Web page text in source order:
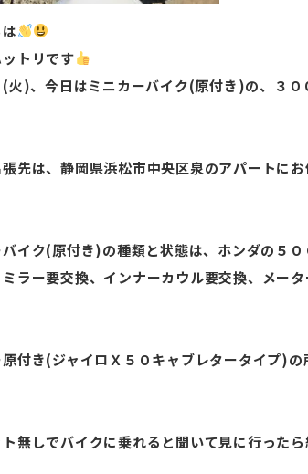
トリです
(火)、今日はミニカーバイク(原付き)の、３０
先は、静岡県浜松市中央区泉のアパートに
バイク(原付き)の種類と状態は、ホンダの５
ラー要交換、インナーカウル要交換、メー
原付き(ジャイロＸ５０キャブレタータイプ)
無しでバイクに乗れると聞いて見に行った